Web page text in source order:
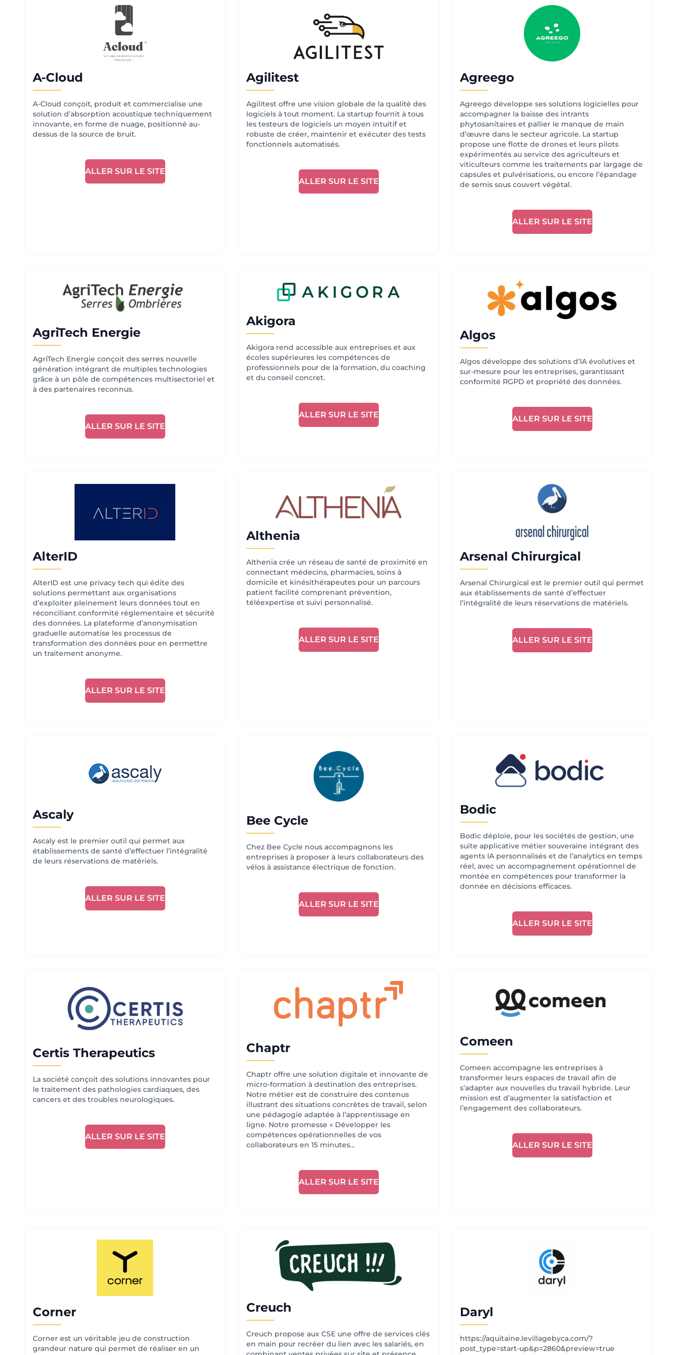
A-Cloud
A-Cloud conçoit, produit et commercialise une
solution d’absorption acoustique techniquement
innovante, en forme de nuage, positionné au-
dessus de la source de bruit.
ALLER SUR LE SITE
Agilitest
Agilitest offre une vision globale de la qualité des
logiciels à tout moment. ​La startup fournit à tous
les testeurs de logiciels un moyen intuitif et
robuste de créer, maintenir et exécuter des tests
fonctionnels automatisés.
ALLER SUR LE SITE
Agreego
Agreego développe ses solutions logicielles pour
accompagner la baisse des intrants
phytosanitaires et pallier le manque de main
d’œuvre dans le secteur agricole. La startup
propose une flotte de drones et leurs pilots
expérimentés au service des agriculteurs et
viticulteurs comme les traitements par largage de
capsules et pulvérisations, ou encore l’épandage
de semis sous couvert végétal.
ALLER SUR LE SITE
AgriTech Energie
AgriTech Energie conçoit des serres nouvelle
génération intégrant de multiples technologies
grâce à un pôle de compétences multisectoriel et
à des partenaires reconnus.
ALLER SUR LE SITE
Akigora
Akigora rend accessible aux entreprises et aux
écoles supérieures les compétences de
professionnels pour de la formation, du coaching
et du conseil concret.
ALLER SUR LE SITE
Algos
Algos développe des solutions d’IA évolutives et
sur-mesure pour les entreprises, garantissant
conformité RGPD et propriété des données.
ALLER SUR LE SITE
AlterID
AlterID est une privacy tech qui édite des
solutions permettant aux organisations
d’exploiter pleinement leurs données tout en
réconciliant conformité réglementaire et sécurité
des données. La plateforme d’anonymisation
graduelle automatise les processus de
transformation des données pour en permettre
un traitement anonyme.
ALLER SUR LE SITE
Althenia
Althenia crée un réseau de santé de proximité en
connectant médecins, pharmacies, soins à
domicile et kinésithérapeutes pour un parcours
patient facilité comprenant prévention,
téléexpertise et suivi personnalisé.
ALLER SUR LE SITE
Arsenal Chirurgical
Arsenal Chirurgical est le premier outil qui permet
aux établissements de santé d’effectuer
l’intégralité de leurs réservations de matériels.
ALLER SUR LE SITE
Ascaly
Ascaly est le premier outil qui permet aux
établissements de santé d’effectuer l’intégralité
de leurs réservations de matériels.
ALLER SUR LE SITE
Bee Cycle
Chez Bee Cycle nous accompagnons les
entreprises à proposer à leurs collaborateurs des
vélos à assistance électrique de fonction.
ALLER SUR LE SITE
Bodic
Bodic déploie, pour les sociétés de gestion, une
suite applicative métier souveraine intégrant des
agents IA personnalisés et de l’analytics en temps
réel, avec un accompagnement opérationnel de
montée en compétences pour transformer la
donnée en décisions efficaces.
ALLER SUR LE SITE
Certis Therapeutics
La société conçoit des solutions innovantes pour
le traitement des pathologies cardiaques, des
cancers et des troubles neurologiques.
ALLER SUR LE SITE
Chaptr
Chaptr offre une solution digitale et innovante de
micro-formation à destination des entreprises.
Notre métier est de construire des contenus
illustrant des situations concrètes de travail, selon
une pédagogie adaptée à l’apprentissage en
ligne. Notre promesse « Développer les
compétences opérationnelles de vos
collaborateurs en 15 minutes…
ALLER SUR LE SITE
Comeen
Comeen accompagne les entreprises à
transformer leurs espaces de travail afin de
s’adapter aux nouvelles du travail hybride. Leur
mission est d’augmenter la satisfaction et
l’engagement des collaborateurs.
ALLER SUR LE SITE
Corner
Corner est un véritable jeu de construction
grandeur nature qui permet de réaliser en un
Creuch
Creuch propose aux CSE une offre de services clés
en main pour recréer du lien avec les salariés, en
Daryl
https://aquitaine.levillagebyca.com/?
post_type=start-up&p=2860&preview=true